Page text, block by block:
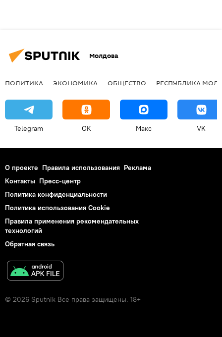
Молдова
ПОЛИТИКА ЭКОНОМИКА ОБЩЕСТВО РЕСПУБЛИКА
Telegram OK Макс VK
О проекте Правила использования Реклама
Контакты Пресс-центр
Политика конфиденциальности
Политика использования Cookie
Правила применения рекомендательных
технологий
Обратная связь
© 2026 Sputnik Все права защищены. 18+